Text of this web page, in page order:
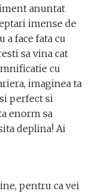
anuntat
imense de
a face fata cu
sa vina cat
cu
imaginea ta
perfect si
enorm sa
deplina! Ai
pentru ca vei